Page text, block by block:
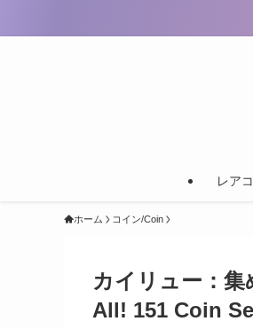
レア
ホーム コイン/Coin
カイリュー：
All! 151 Coin